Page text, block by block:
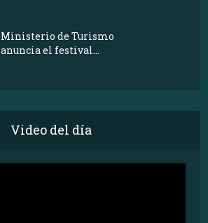
Ministerio de Turismo
anuncia el festival...
Video del día